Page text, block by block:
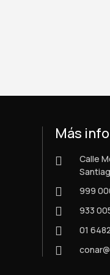
Más
Calle
999
933
01